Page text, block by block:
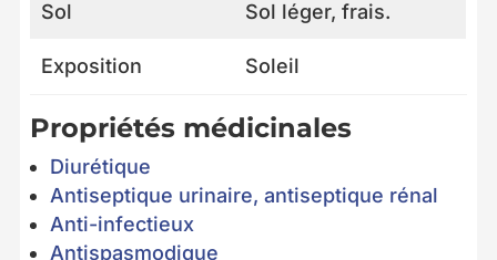
Sol Sol léger, frais.
Exposition Soleil
Propriétés médicinales
Diurétique
Antiseptique urinaire, antiseptique rénal
Anti-infectieux
Antispasmodique